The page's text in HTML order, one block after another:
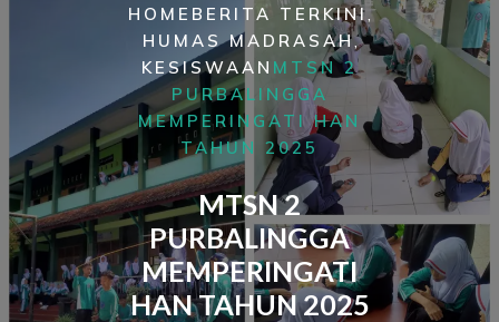
HOME BERITA TERKINI,
HUMAS MADRASAH,
KESISWAAN MTSN 2
PURBALINGGA
MEMPERINGATI HAN
TAHUN 2025
MTSN 2
PURBALINGGA
MEMPERINGATI
HAN TAHUN 2025